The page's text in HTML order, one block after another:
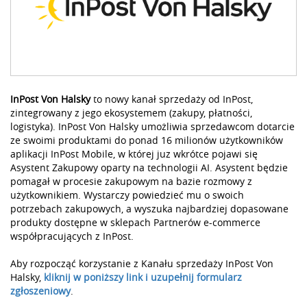
InPost Von Halskyto nowy kanał sprzedaży od InPost,
zintegrowany z jego ekosystemem (zakupy, płatności,
logistyka). InPost Von Halsky umożliwia sprzedawcom dotarcie
ze swoimi produktami do ponad 16 milionów użytkowników
aplikacji InPost Mobile, w której juz wkrótce pojawi się
Asystent Zakupowy oparty na technologii AI. Asystent będzie
pomagał w procesie zakupowym na bazie rozmowy z
użytkownikiem. Wystarczy powiedzieć mu o swoich
potrzebach zakupowych, a wyszuka najbardziej dopasowane
produkty dostępne w sklepach Partnerów e-commerce
współpracujących z InPost.
Aby rozpocząć korzystanie z Kanału sprzedaży InPost Von
Halsky, kliknij w poniższy link i uzupełnij formularz
zgłoszeniowy.